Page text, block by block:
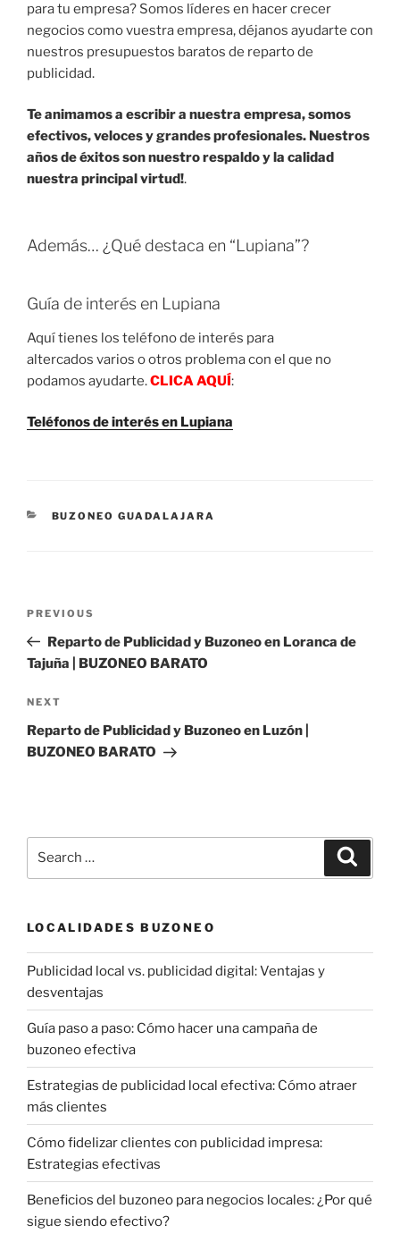
para tu empresa? Somos líderes en hacer crecer
negocios como vuestra empresa, déjanos ayudarte con
nuestros presupuestos baratos de reparto de
publicidad.
Te animamos a escribir a nuestra empresa, somos
efectivos, veloces y grandes profesionales. Nuestros
años de éxitos son nuestro respaldo y la calidad
nuestra principal virtud!.
Además… ¿Qué destaca en “Lupiana”?
Guía de interés en Lupiana
Aquí tienes los teléfono de interés para
altercados varios o otros problema con el que no
podamos ayudarte.CLICA AQUÍ:
Teléfonos de interés en Lupiana
CATEGORIES
BUZONEO GUADALAJARA
Previous
Post
PREVIOUS
Reparto de Publicidad y Buzoneo en Loranca de
Tajuña | BUZONEO BARATO
Next
Post
NEXT
Reparto de Publicidad y Buzoneo en Luzón |
BUZONEO BARATO
LOCALIDADES BUZONEO
Publicidad local vs. publicidad digital: Ventajas y
desventajas
Guía paso a paso: Cómo hacer una campaña de
buzoneo efectiva
Estrategias de publicidad local efectiva: Cómo atraer
más clientes
Cómo fidelizar clientes con publicidad impresa:
Estrategias efectivas
Beneficios del buzoneo para negocios locales: ¿Por qué
sigue siendo efectivo?